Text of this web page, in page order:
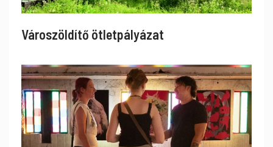
Városzöldítő ötletpályázat